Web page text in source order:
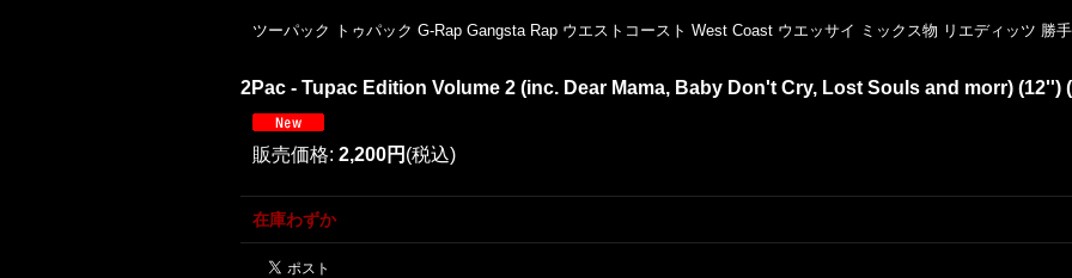
ツーパック トゥパック G-Rap Gangsta Rap ウエストコースト West Coast ウエッサイ ミックス物 リエディッツ 勝
2Pac - Tupac Edition Volume 2 (inc. Dear Mama, Baby Don't Cry, Lost Souls and morr) (12'')
販売価格: 2,200円 (税込)
在庫わずか